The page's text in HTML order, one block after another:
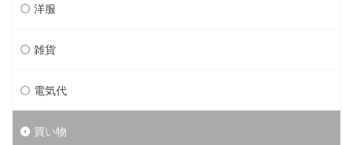
洋服
雑貨
電気代
買い物